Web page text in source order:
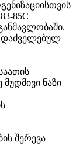
85C
დაძველებულ
ნაზი
შერევა